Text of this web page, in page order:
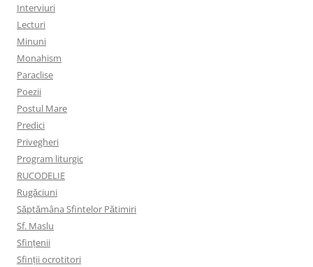
Interviuri
Lecturi
Minuni
Monahism
Paraclise
Poezii
Postul Mare
Predici
Privegheri
Program liturgic
RUCODELIE
Rugăciuni
Săptămâna Sfintelor Pătimiri
Sf. Maslu
Sfințenii
Sfinții ocrotitori